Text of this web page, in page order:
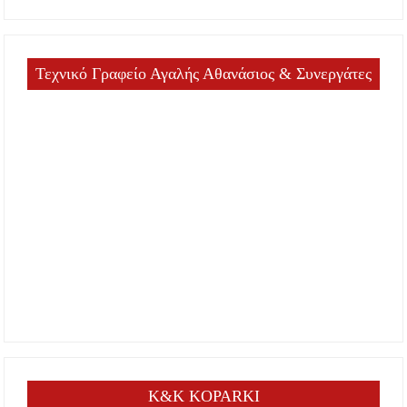
Τεχνικό Γραφείο Αγαλής Αθανάσιος & Συνεργάτες
K&K KOPARKI